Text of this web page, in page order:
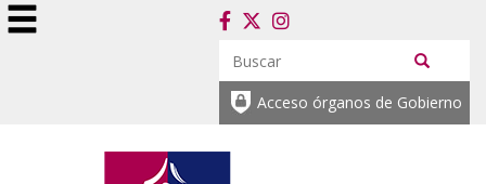
Acceso órganos de Gobierno